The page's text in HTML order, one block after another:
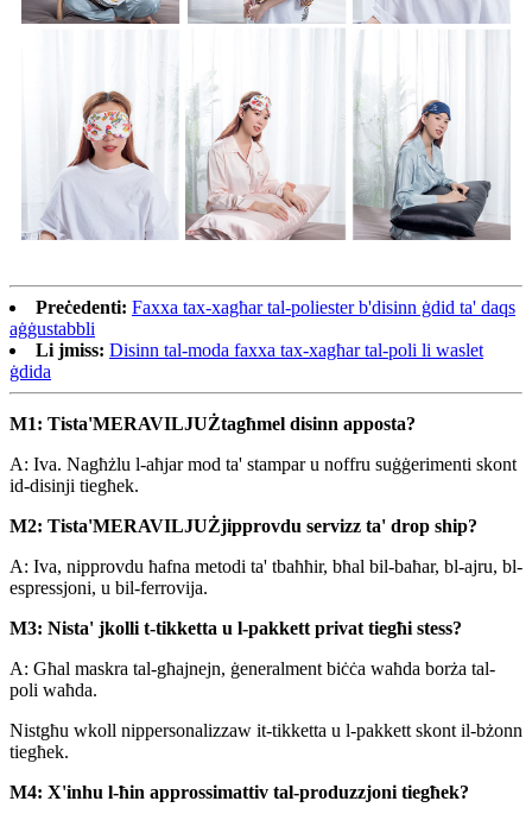
Preċedenti: Faxxa tax-xagħar tal-poliester b'disinn ġdid ta' daqs
aġġustabbli
Li jmiss: Disinn tal-moda faxxa tax-xagħar tal-poli li waslet
ġdida
M1: Tista'MERAVILJUŻtagħmel disinn apposta?
A: Iva. Nagħżlu l-aħjar mod ta' stampar u noffru suġġerimenti skont
id-disinji tiegħek.
M2: Tista'MERAVILJUŻjipprovdu servizz ta' drop ship?
A: Iva, nipprovdu ħafna metodi ta' tbaħħir, bħal bil-baħar, bl-ajru, bl-
espressjoni, u bil-ferrovija.
M3: Nista' jkolli t-tikketta u l-pakkett privat tiegħi stess?
A: Għal maskra tal-għajnejn, ġeneralment biċċa waħda borża tal-
poli waħda.
Nistgħu wkoll nippersonalizzaw it-tikketta u l-pakkett skont il-bżonn
tiegħek.
M4: X'inhu l-ħin approssimattiv tal-produzzjoni tiegħek?